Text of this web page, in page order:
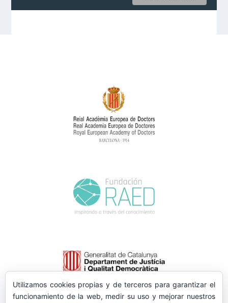
Utilizamos cookies propias y de terceros para garantizar el
funcionamiento de la web, medir su uso y mejorar nuestros